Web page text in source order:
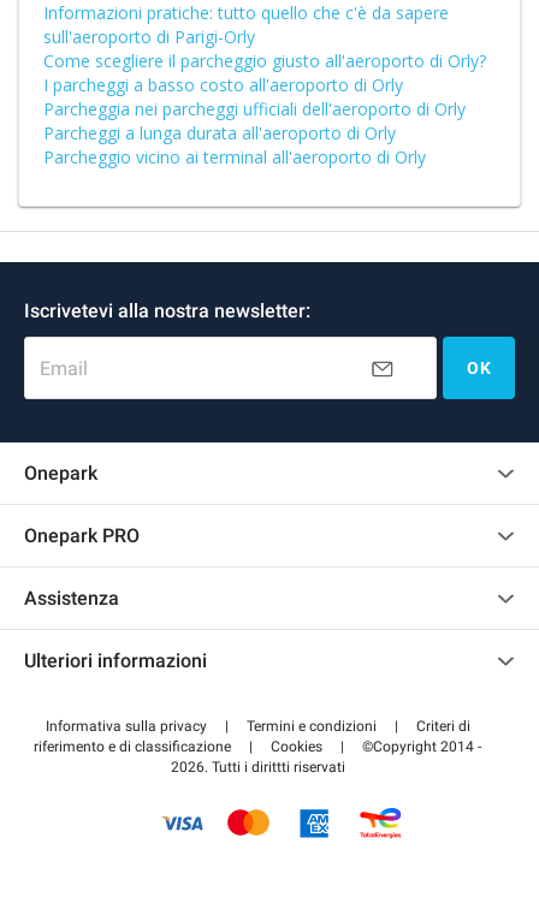
Informazioni pratiche: tutto quello che c'è da sapere
sull'aeroporto di Parigi-Orly
Come scegliere il parcheggio giusto all'aeroporto di Orly?
I parcheggi a basso costo all'aeroporto di Orly
Parcheggia nei parcheggi ufficiali dell'aeroporto di Orly
Parcheggi a lunga durata all'aeroporto di Orly
Parcheggio vicino ai terminal all'aeroporto di Orly
Iscrivetevi alla nostra newsletter:
Email OK
Onepark
Onepark PRO
Accedi all'area partner
Assistenza
Pagare per il parcheggio FLOW
Ulteriori informazioni
Informativa sulla privacy | Termini e condizioni |
Criteri di
riferimento e di classificazione
| Cookies |
©Copyright 2014 -
2026. Tutti i dirittti riservati